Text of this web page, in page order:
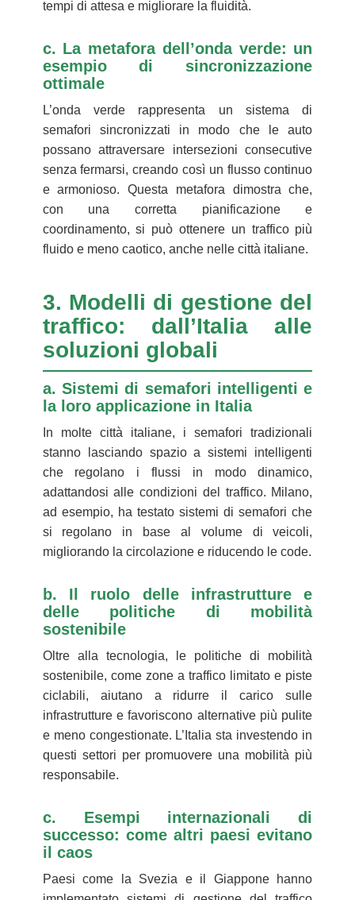
tempi di attesa e migliorare la fluidità.
c. La metafora dell’onda verde: un
esempio di sincronizzazione
ottimale
L’onda verde rappresenta un sistema di
semafori sincronizzati in modo che le auto
possano attraversare intersezioni consecutive
senza fermarsi, creando così un flusso continuo
e armonioso. Questa metafora dimostra che,
con una corretta pianificazione e
coordinamento, si può ottenere un traffico più
fluido e meno caotico, anche nelle città italiane.
3. Modelli di gestione del
traffico: dall’Italia alle
soluzioni globali
a. Sistemi di semafori intelligenti e
la loro applicazione in Italia
In molte città italiane, i semafori tradizionali
stanno lasciando spazio a sistemi intelligenti
che regolano i flussi in modo dinamico,
adattandosi alle condizioni del traffico. Milano,
ad esempio, ha testato sistemi di semafori che
si regolano in base al volume di veicoli,
migliorando la circolazione e riducendo le code.
b. Il ruolo delle infrastrutture e
delle politiche di mobilità
sostenibile
Oltre alla tecnologia, le politiche di mobilità
sostenibile, come zone a traffico limitato e piste
ciclabili, aiutano a ridurre il carico sulle
infrastrutture e favoriscono alternative più pulite
e meno congestionate. L’Italia sta investendo in
questi settori per promuovere una mobilità più
responsabile.
c. Esempi internazionali di
successo: come altri paesi evitano
il caos
Paesi come la Svezia e il Giappone hanno